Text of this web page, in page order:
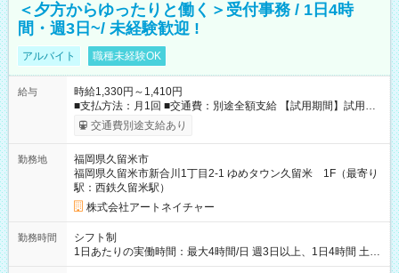
＜夕方からゆったりと働く＞受付事務 / 1日4時
間・週3日~/ 未経験歓迎 !
アルバイト 職種未経験OK
給与
時給1,330円～1,410円
■支払方法：月1回 ■交通費：別途全額支給 【試用期間】試用期
間あり 試用期間の長さ：6ヶ月 雇用形態、給与は本採用時と同
じです。
交通費別途支給あり
勤務地
福岡県久留米市
福岡県久留米市新合川1丁目2-1 ゆめタウン久留米 1F（最寄り
駅：西鉄久留米駅）
株式会社アートネイチャー
勤務時間
シフト制
1日あたりの実働時間：最大4時間/日 週3日以上、1日4時間 土曜
や日曜のお休みも応相談 17:10～21:10 「昼間のレジの仕事とW